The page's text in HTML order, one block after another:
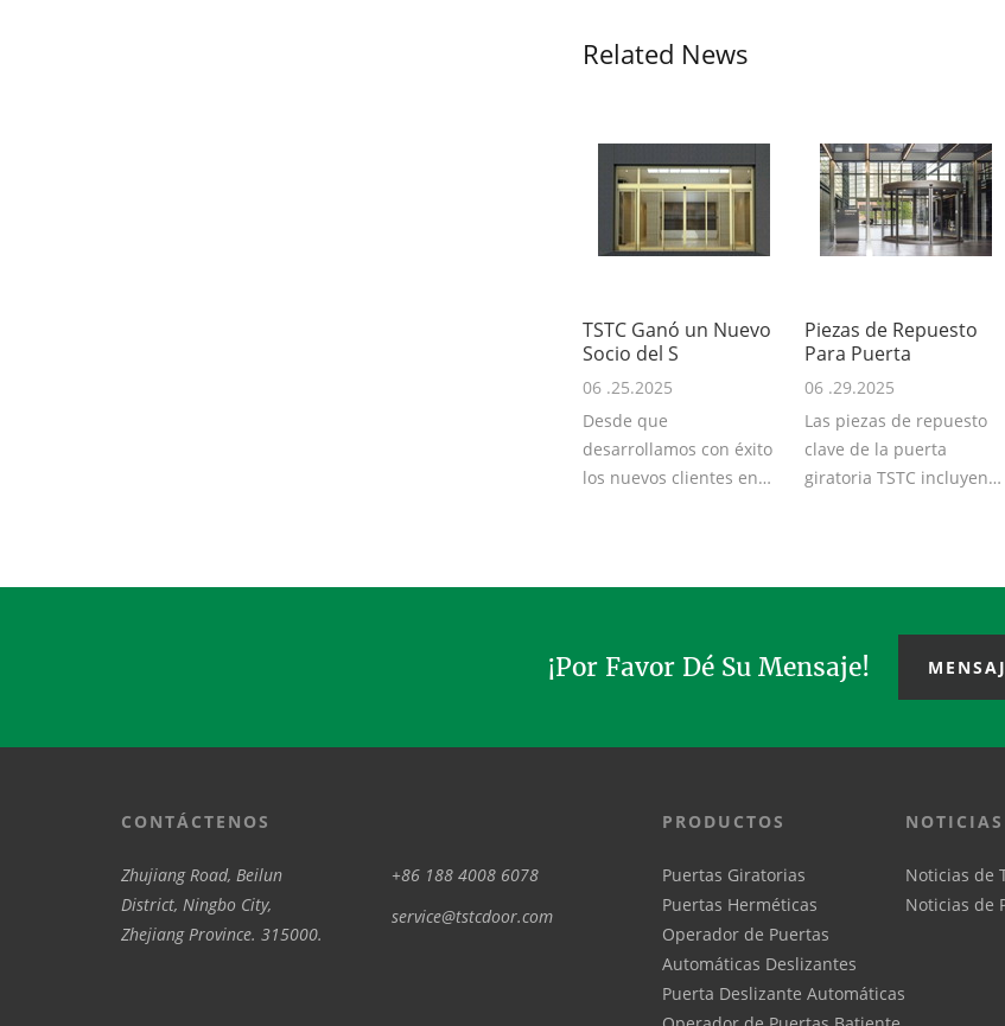
Related News
TSTC Ganó un Nuevo
Socio del S
06 .25.2025
Desde que
desarrollamos con éxito
los nuevos clientes en
Piezas de Repuesto
Para Puerta
06 .29.2025
Las piezas de repuesto
clave de la puerta
giratoria TSTC incluyen
¡Por Favor Dé Su Mensaje!
CONTÁCTENOS
Zhujiang Road, Beilun
District, Ningbo City,
Zhejiang Province. 315000.
+86 188 4008 6078
service@tstcdoor.com
PRODUCTOS
Puertas Giratorias
Puertas Herméticas
Operador de Puertas
Automáticas Deslizantes
Puerta Deslizante Automáticas
NOTICIAS
Noticias de
Noticias de